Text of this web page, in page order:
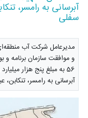
آبرسانی به رامسر،
سفلی
مدیرعامل شرکت آب
و موافقت سازمان برنامه
56 به مبلغ پنج هزار
آبرسانی به رامسر،